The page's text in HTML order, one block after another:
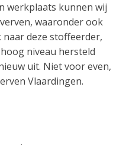
werkplaats kunnen wij
waaronder ook
deze stoffeerder,
niveau hersteld
uit. Niet voor even,
Vlaardingen.